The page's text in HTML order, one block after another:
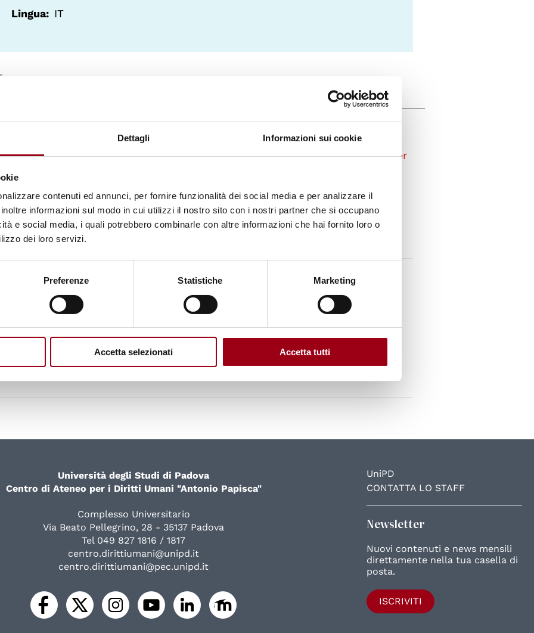
Dettagli Informazioni sui cookie
contenuti ed annunci, per fornire funzionalità dei social media e per analizzare il
informazioni sul modo in cui utilizzi il nostro sito con i nostri partner che si occupano
e social media, i quali potrebbero combinarle con altre informazioni che hai fornito loro o
dei loro servizi.
Preferenze Statistiche Marketing
Accetta selezionati Accetta tutti
Lingua IT
Disegno di legge n. 1463 portante su
«Istituzione della Commissione nazionale per
detenute o private della libertà personale»
(Documentazione - 2007) (pdf, 57.94 KB)
chiave
protezione dei diritti umani diritti umani
UniPD
CONTATTA LO STAFF
Newsletter
Nuovi contenuti e news mensili
direttamente nella tua casella di
posta.
ISCRIVITI
Università degli Studi di Padova
Centro di Ateneo per i Diritti Umani "Antonio Papisca"
Complesso Universitario
Via Beato Pellegrino, 28 - 35137 Padova
Tel 049 827 1816 / 1817
centro.dirittiumani@unipd.it
centro.dirittiumani@pec.unipd.it